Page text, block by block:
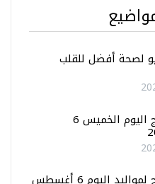
لصحة أفضل للقلب
توقعـات الأبراج اليوم الخميس 6
اليوم 6 أغسطس